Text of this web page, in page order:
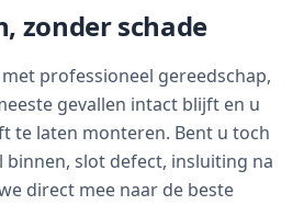
zonder schade
professioneel gereedschap,
gevallen intact blijft en u
te laten monteren. Bent u toch
binnen, slot defect, insluiting na
direct mee naar de beste